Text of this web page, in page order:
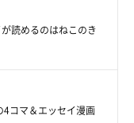
読めるのはねこのき
4コマ＆エッセイ漫画